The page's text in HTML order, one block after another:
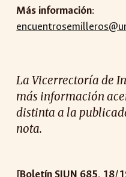
Más información:
La Vicerrectoría de
más información
distinta a la
nota.